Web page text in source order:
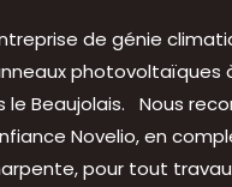
de génie
photovoltaïques
le Beaujolais. Nous
Novelio, en
pour tout